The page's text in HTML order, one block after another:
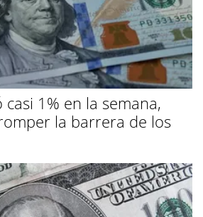
casi 1% en la semana,
la barrera de los